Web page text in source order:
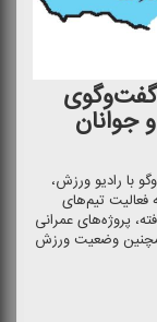
جوانان
با رادیو ورزش،
تیم‌های
پروژه‌های عمرانی
وضعیت ورزش